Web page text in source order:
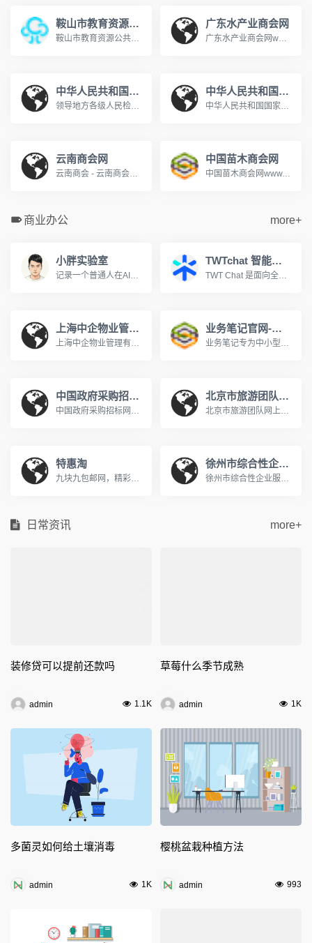
鞍山市教育资源公共服务平台
鞍山市教育资源公共服务平台www.aseduzy.com鞍山市教育资源公共服务平台是专门服务于鞍山市教育资源公共服务平台教育信息化的网站,网站向教师、学生、家长提供个人空间服务。主要提供集体备课、评课议课,课题研究,在线训练、在线题库,在线作业等教研、教学应用,在教育信息化服务行业中处于领先地位。
广东水产业商会网
广东水产业商会网www.gdapbf.com
中华人民共和国最高人民检察院
领导地方各级人民检察院和专门人民检察院依法履行法律监督职能。
中华人民共和国国家人口和计划生育委员会
中华人民共和国国家人口和计划生育委员会是中华人民共和国国务院组成部门。2003年3月，经第十届全国人大第一次会议决定，在国务院行政管理体制和机构改革中，将原国家计划生育委员会更名为国家人口和计划生育委员会。国家人口计生委承担着执行国家的人口和计划生育政策。
云南商会网
云南商会 - 云南商会网 - 云南商会联盟 - 昆明商会 - 昆明商会网 ...设为主页丨加入收藏丨关于我们丨联系我们欢迎来到云南商会网! 指导单位: 支持单位: 云南省招商合作局云南政协报社昆明市工商业联合会(总商会) 云南省浙江商会...www.ynshw168.com
中国苗木商会网
中国苗木商会网www.sococ.com.cn
商业办公 more+
小胖实验室
记录一个普通人在AI时代的学习与成长，分享工具使用心得、方法探索与效率实验，在不断实践中寻找属于自己的生产力路径。
TWTchat 智能客服
TWT Chat 是面向全球化团队的全场景智能客服与协作平台，支持在线聊天、工单、远程协助、音视频通话与 AI 能力，打通客户服务与内部协作流程，提升团队沟通与服务效率，立即注册，免费体验！
上海中企物业管理有限公司
上海中企物业管理有限公司成立于1995年,是建设部评定的沪上首批一级资质物业管理企业。为您提供全方位物业服务:物业管理、租售代理、后勤服务外包、餐饮配套、职工...www.zqwy.com.cn
业务笔记官网-移动CRM销售管理领航者
业务笔记专为中小型团队量身打造移动CRM客户关系管理和销售管理软件,帮助企业高效管理外勤业务人员，真正实现移动办公。移动CRM互联时代的领航者!400-810-5567。www.hiyewu.com
中国政府采购招标网
中国政府采购招标网是在有关国家部门和权威专家的指导下，国内专门从事招标和采购的网络体系，网站发布国家发改委、财政部、商务部、建设部、交通部等部委,中国政府采购招标网是中国采购招标领域的最佳资讯和交易网站.www.chinabidding.org.cn
北京市旅游团队网上预约系统
北京市旅游团队网上预约系统http://zxyy.bjta.gov.cn/进行天安门广场/秦皇岛/北戴河/南戴河的团队预约在《北京市旅游团队电子行程单系统》中进行。 通过快速通道进入天安门广场/秦皇岛地区的旅游团队必须提前进行网上预约。技术支持电话010-65696938 在线服务QQ群：141161814或345346333。
特惠淘
九块九包邮网，精彩选购，天天特价，QQ空间用户最喜爱的购物分享网站www.hemei001.com
徐州市综合性企业服务平台
徐州市综合性企业服务云平台充分利用“互联网+政务服务”技术体系优势，以企业需求为向导，通过门户网站、APP、微信公众号及线下等渠道，市、县两级联动，线上与线下信息融合，涉企职能部门联动，整合社会各方服务资源，一个平台集成政策服务，一站式兜底解决企业诉求，一套机制全过程监督评估政策服务，实现企业投诉有门，政策申请有方，寻找专业服务有效，政策评估有支撑，形成从受理企业反映投诉到问题交办督办，再到办理结果通报反馈的“工作闭环”，确保“件件有着落、事事有回音”；持续提升企业政策获得感和满意度。
日常资讯 more+
装修贷可以提前还款吗
admin 1.1K
草莓什么季节成熟
admin 1K
多菌灵如何给土壤消毒
admin 1K
樱桃盆栽种植方法
admin 993